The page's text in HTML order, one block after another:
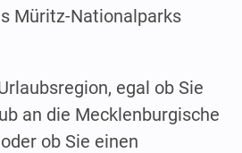
Müritz-Nationalparks
egal ob Sie
an die Mecklenburgische
ob Sie einen